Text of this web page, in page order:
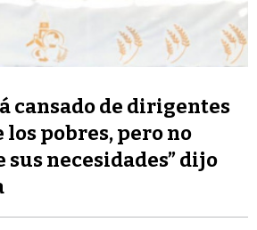
cansado de dirigentes
los pobres, pero no
sus necesidades” dijo